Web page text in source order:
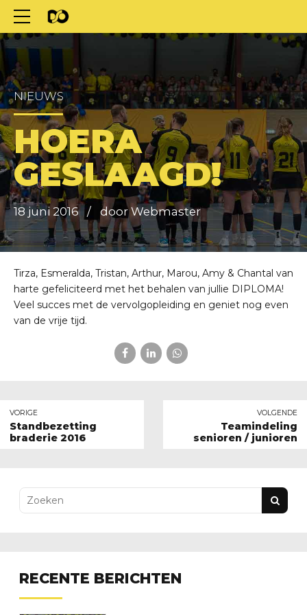
NIEUWS
HOERA
GESLAAGD!
18 juni 2016 door Webmaster
Tirza, Esmeralda, Tristan, Arthur, Marou, Amy & Chantal van
harte gefeliciteerd met het behalen van jullie DIPLOMA!
Veel succes met de vervolgopleiding en geniet nog even
van de vrije tijd.
VORIGE
Standbezetting
braderie 2016
VOLGENDE
Teamindeling
senioren / junioren
RECENTE BERICHTEN